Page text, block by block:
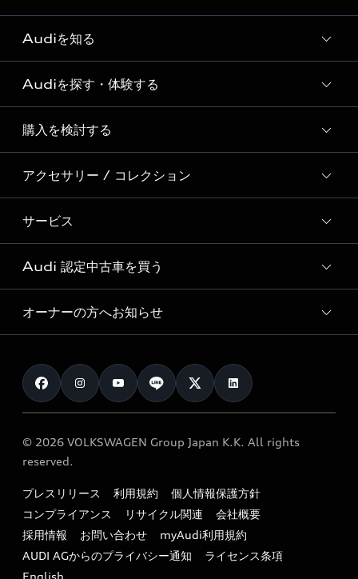
Audiを知る
Audi ブランド
Story of Progress
Audi Sport
Formula 1®
デジタルサービス
Audiを探す・体験する
ディーラー検索
新車在庫検索
試乗車・展示車検索
見積り依頼
試乗予約
購入を検討する
モデル一覧
特別仕様モデル / 限定モデル
e-tronラインアップ
価格シミュレーション
車両比較
カタログ一覧
アクセサリー / コレクション
純正アクセサリー
オンラインショップ
Audi collection
アウディナビアプリ
サービス
サービス入庫予約
サービスプログラム
メンテナンス
車検 / 定期点検
e-tronアフターサポート
myAudi
Audi 認定中古車を買う
Audi認定中古車
クオリティ
保証
メンテナンス
ファイナンス
キャンペーン / イベント
買取査定
オーナーの方へお知らせ
お知らせ
オーナー様向けキャンペーン
特定整備適用車一覧
リサイクル法
よくある質問（FAQ）
© 2026 VOLKSWAGEN Group Japan K.K. All rights
reserved.
プレスリリース 利用規約
個人情報保護方針
コンプライアンス
リサイクル関連
会社概要
採用情報
お問い合わせ
myAudi利用規約
AUDI AGからのプライバシー通知
ライセンス条項
English